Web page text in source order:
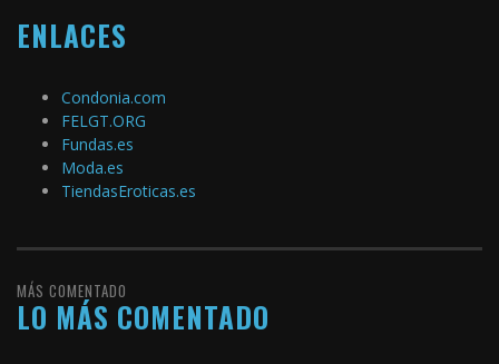
ENLACES
Condonia.com
FELGT.ORG
Fundas.es
Moda.es
TiendasEroticas.es
MÁS COMENTADO
LO MÁS COMENTADO